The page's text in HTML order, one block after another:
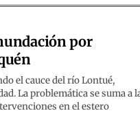
por
el cauce del río Lontué,
La problemática se suma a
en el estero